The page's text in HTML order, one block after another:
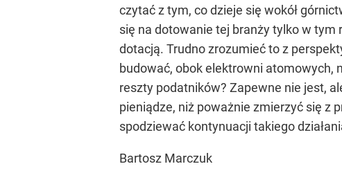
czytać z tym, co dzieje się wokół
się na dotowanie tej branży tylko w tym
dotacją. Trudno zrozumieć to z
budować, obok elektrowni atomowych,
reszty podatników? Zapewne nie jest,
pieniądze, niż poważnie zmierzyć się z
spodziewać kontynuacji takiego
Bartosz Marczuk